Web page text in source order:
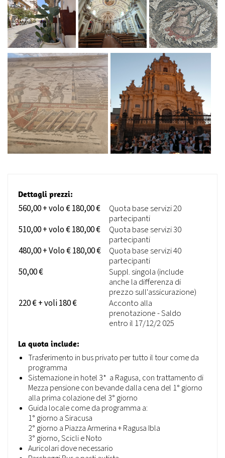
Dettagli prezzi:
560,00 + volo € 180,00 €
Quota base servizi 20
partecipanti
510,00 + volo € 180,00 €
Quota base servizi 30
partecipanti
480,00 + Volo € 180,00 €
Quota base servizi 40
partecipanti
50,00 €
Suppl. singola (include
anche la differenza di
prezzo sull'assicurazione)
220 € + voli 180 €
Acconto alla
prenotazione - Saldo
entro il 17/12/2 025
La quota include:
Trasferimento in bus privato per tutto il tour come da
programma
Sistemazione in hotel 3* a Ragusa, con trattamento di
Mezza pensione con bevande dalla cena del 1° giorno
alla prima colazione del 3° giorno
Guida locale come da programma a:
1° giorno a Siracusa
2° giorno a Piazza Armerina + Ragusa Ibla
3° giorno, Scicli e Noto
Auricolari dove necessario